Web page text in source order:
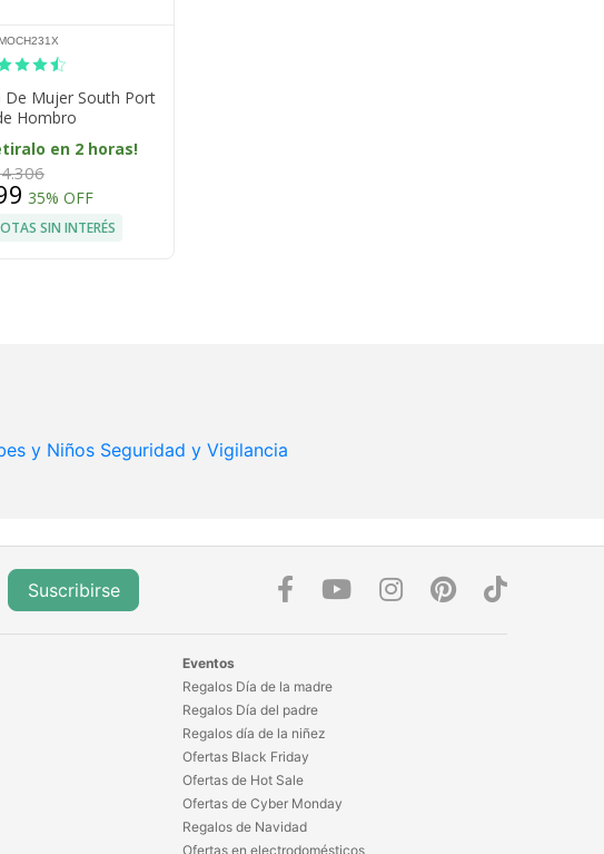
De Mujer South Port
Hombro
en 2 horas!
35% OFF
SIN INTERÉS
y Niños Seguridad y Vigilancia
Suscribirse
Eventos
Regalos Día de la madre
Regalos Día del padre
Regalos día de la niñez
Ofertas Black Friday
Ofertas de Hot Sale
Ofertas de Cyber Monday
Regalos de Navidad
Ofertas en electrodomésticos